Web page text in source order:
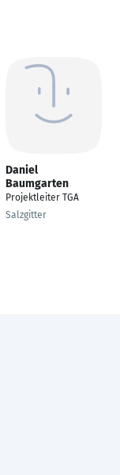
Daniel
Baumgarten
Projektleiter TGA
Salzgitter